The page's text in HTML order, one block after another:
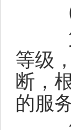
等级
断，
的服